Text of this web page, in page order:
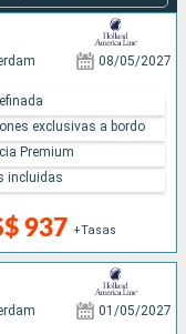
08/05/2027
937 +Tasas
exclusivas a bordo
Premium
incluidas
01/05/2027